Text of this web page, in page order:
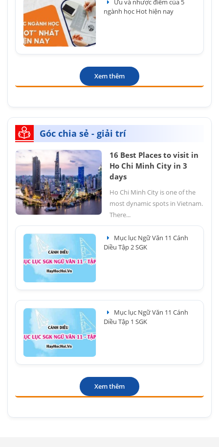
Ưu và nhược điểm của 5
ngành học Hot hiện nay
Xem thêm
Góc chia sẻ - giải trí
16 Best Places to visit in
Ho Chi Minh City in 3
days
Ho Chi Minh City is one of the
most dynamic spots in Vietnam.
There...
Mục lục Ngữ Văn 11 Cánh
Diều Tập 2 SGK
Mục lục Ngữ Văn 11 Cánh
Diều Tập 1 SGK
Xem thêm